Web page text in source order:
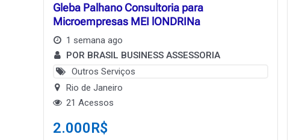
Gleba Palhano Consultoria para
Microempresas MEI lONDRINa
1 semana ago
POR BRASIL BUSINESS ASSESSORIA
Outros Serviços
Rio de Janeiro
21 Acessos
2.000R$